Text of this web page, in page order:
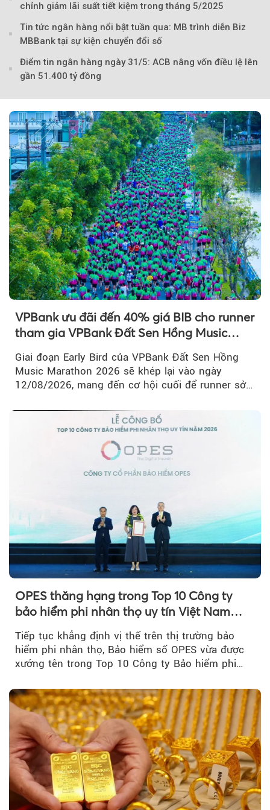
Theo
chỉnh giảm lãi suất tiết kiệm trong tháng 5/2025
Tin tức ngân hàng nổi bật tuần qua: MB trình diễn Biz
MBBank tại sự kiện chuyển đổi số
Điểm tin ngân hàng ngày 31/5: ACB nâng vốn điều lệ lên
gần 51.400 tỷ đồng
VPBank ưu đãi đến 40% giá BIB cho runner
tham gia VPBank Đất Sen Hồng Music
Giai đoạn Early Bird của VPBank Đất Sen Hồng
Music Marathon 2026 sẽ khép lại vào ngày
12/08/2026, mang đến cơ hội cuối để runner sở
OPES thăng hạng trong Top 10 Công ty
bảo hiểm phi nhân thọ uy tín Việt Nam
Tiếp tục khẳng định vị thế trên thị trường bảo
hiểm phi nhân thọ, Bảo hiểm số OPES vừa được
xướng tên trong Top 10 Công ty Bảo hiểm phi